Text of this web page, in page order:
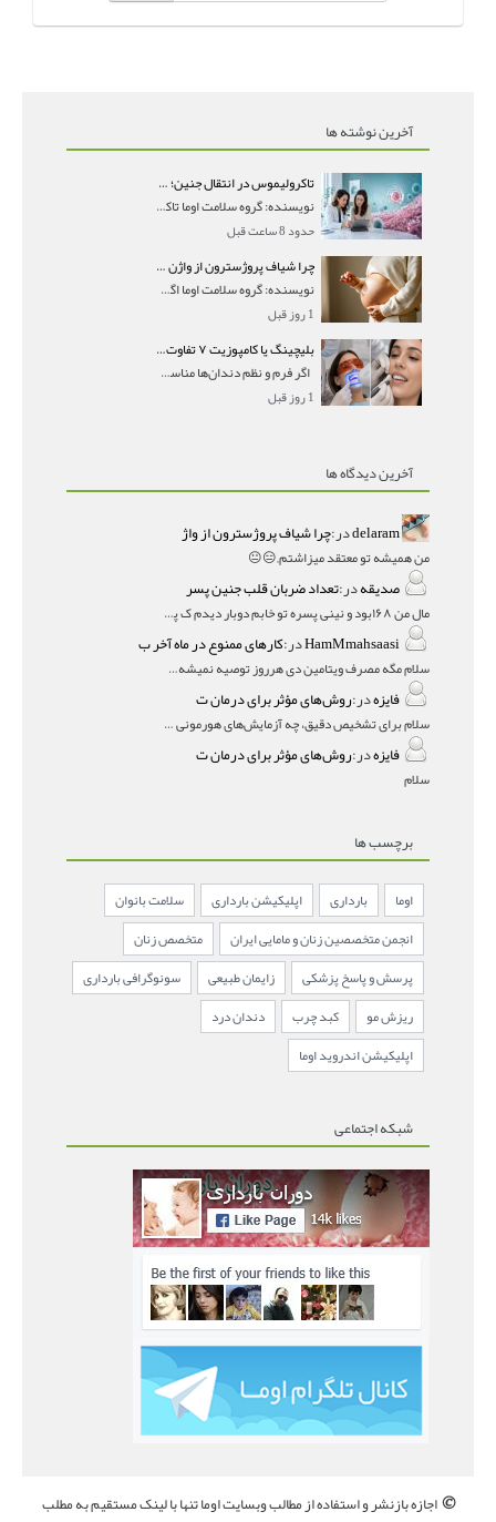
آخرین نوشته ها
تاکرولیموس در انتقال جنین؛ آیا شانس لانه‌گزینی را افزایش می‌دهد؟
نویسنده: گروه سلامت اوما تاکرولیموس در انتقال جنین
حدود 8 ساعت قبل
چرا شیاف پروژسترون از واژن بیرون می‌ریزد؟ میزان جذب و زمان صحیح مصرف
نویسنده: گروه سلامت اوما اگر بعد از گذاشتن شیاف پر
1 روز قبل
بلیچینگ یا کامپوزیت ۷ تفاوت مهم برای انتخاب درست
اگر فرم و نظم دندان‌ها مناسب است و مشکل
1 روز قبل
آخرین دیدگاه ها
delaramدر:چرا شیاف پروژسترون از واژ
من همیشه تو معتقد میزاشتم,,😑😐
صدیقهدر:تعداد ضربان قلب جنین پسر
مال من ۱۶۸بود و نینی پسره تو خابم دوبار دیدم ک پسره
HamMmahsaasiدر:کارهای ممنوع در ماه آخر ب
سلام مگه مصرف ویتامین دی هرروز توصیه نمیشه؟درمقاله میگه
فایزهدر:روش‌های مؤثر برای درمان ت
سلام برای تشخیص دقیق، چه آزمایش‌های هورمونی و چه سونوگر
فایزهدر:روش‌های مؤثر برای درمان ت
سلام
برچسب ها
اوما بارداری اپلیکیشن بارداری
سلامت بانوان
انجمن متخصصین زنان و مامایی ایران
متخصص زنان
پرسش و پاسخ پزشکی
زایمان طبیعی
سونوگرافی بارداری
ریزش مو
کبد چرب
دندان درد
اپلیکیشن اندروید اوما
شبکه اجتماعی
©اجازه بازنشر و استفاده از مطالب وبسایت اوما تنها با لینک مستقیم به مطلب